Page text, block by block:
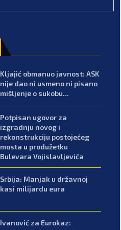
Kljajić obmanuo javnost: ASK
nije dao ni usmeno ni pisano
mišljenje o sukobu...
Potpisan ugovor za
izgradnju novog i
rekonstrukciju postojećeg
mosta u produžetku
Bulevara Vojislavljevića
Srbija: Manjak u državnoj
kasi milijardu eura
Ivanović za Eurokaz: